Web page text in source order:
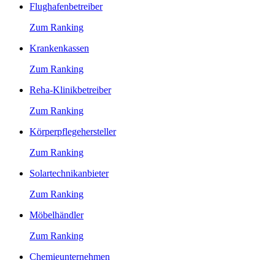
Flughafenbetreiber
Zum Ranking
Krankenkassen
Zum Ranking
Reha-Klinikbetreiber
Zum Ranking
Körperpflegehersteller
Zum Ranking
Solartechnikanbieter
Zum Ranking
Möbelhändler
Zum Ranking
Chemieunternehmen